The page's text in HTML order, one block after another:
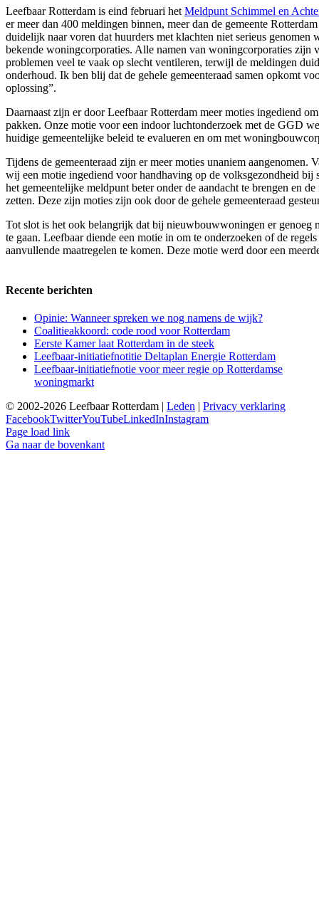
Leefbaar Rotterdam is eind februari hetMeldpunt Schimmel en
er meer dan 400 meldingen binnen, meer dan de gemeente
duidelijk naar voren dat huurders met klachten niet serieus
bekende woningcorporaties. Alle namen van woningcorporaties zijn
problemen veel te vaak op slecht ventileren, terwijl de meldingen
onderhoud. Ik ben blij dat de gehele gemeenteraad samen opkomt
oplossing”.
Daarnaast zijn er door Leefbaar Rotterdam meer moties ingediend
pakken. Onze motie voor een indoor luchtonderzoek met de GGD
huidige gemeentelijke beleid te evalueren en om met
Tijdens de gemeenteraad zijn er meer moties unaniem aangenomen.
wij een motie ingediend voor handhaving op de volksgezondheid
het gemeentelijke meldpunt beter onder de aandacht te brengen en
zetten. Deze zijn moties zijn ook door de gehele gemeenteraad
Tot slot is het ook belangrijk dat bij nieuwbouwwoningen er genoeg
te gaan. Leefbaar diende een motie in om te onderzoeken of de
aanvullende maatregelen te komen. Deze motie werd door een
Recente berichten
Opinie: Wanneer spreken we nog namens de wijk?
Coalitieakkoord: code rood voor Rotterdam
Eerste Kamer laat Rotterdam in de steek
Leefbaar-initiatiefnotitie Deltaplan Energie Rotterdam
Leefbaar-initiatiefnotie voor meer regie op Rotterdamse
woningmarkt
© 2002-2026 Leefbaar Rotterdam | Leden | Privacy verklaring
FacebookTwitterYouTubeLinkedInInstagram
Page load link
Ga naar de bovenkant